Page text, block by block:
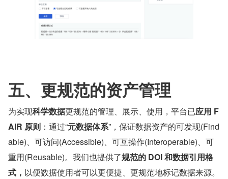
五、更规范的资产管理
为实现科学数据更规范的管理、展示、使用，平台已应用 F
AIR 原则 ：通过“元数据体系”，保证数据资产的可发现(Find
able)、可访问(Accessible)、可互操作(Interoperable)、可
重用(Reusable)。我们也提供了规范的 DOI 和数据引用格
式， 以便数据使用者可以更便捷、更规范地标记数据来源。